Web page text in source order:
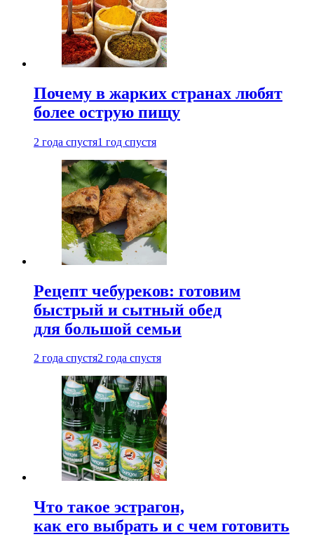
Почему в жарких странах любят
более острую пищу
2 года спустя1 год спустя
Рецепт чебуреков: готовим
быстрый и сытный обед
для большой семьи
2 года спустя2 года спустя
Что такое эстрагон,
как его выбрать и с чем готовить